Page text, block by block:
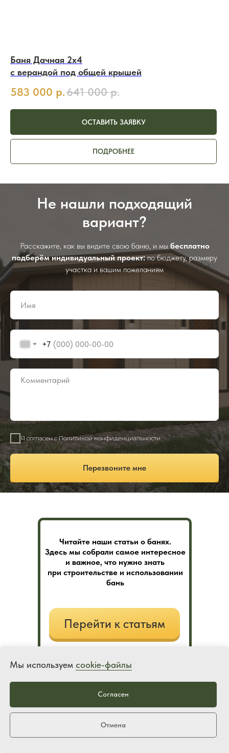
Баня Дачная 2х4
с верандой под общей крышей
583 000 р.641 000 р.
ОСТАВИТЬ ЗАЯВКУ
ПОДРОБНЕЕ
Не нашли подходящий
вариант?
Расскажите, как вы видите свою баню, и мы бесплатно
подберём индивидуальный проект:по бюджету, размеру
участка и вашим пожеланиям
+7
Я согласен с Политикой конфиденциальности
Перезвоните мне
Читайте наши статьи о банях.
Здесь мы собрали самое интересное
и важное, что нужно знать
при строительстве и использовании
бань
Перейти к статьям
Строительство бань
Мы используем cookie-файлы
Согласен
Отмена